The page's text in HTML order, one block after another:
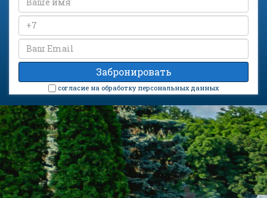
cогласие на обработку персональных данных
Санаторий «Виктория» на карте